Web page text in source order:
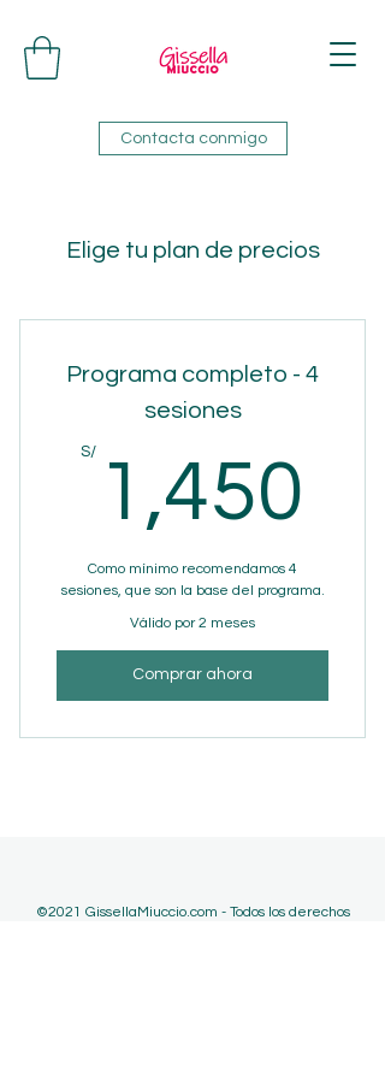
Contacta conmigo
Elige tu plan de precios
Programa completo - 4
sesiones
S/ 1,450
Como mínimo recomendamos 4
sesiones, que son la base del programa.
Válido por 2 meses
Comprar ahora
©2021 GissellaMiuccio.com - Todos los derechos